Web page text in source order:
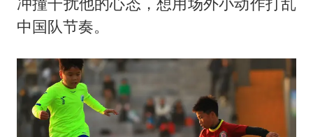
中国队节奏。